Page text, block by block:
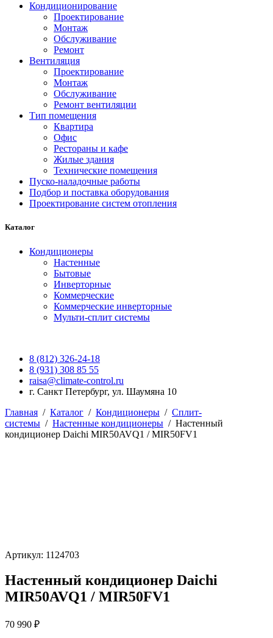
Кондиционирование
Проектирование
Монтаж
Обслуживание
Ремонт
Вентиляция
Проектирование
Монтаж
Обслуживание
Ремонт вентиляции
Тип помещения
Квартира
Офис
Рестораны и кафе
Жилые здания
Технические помещения
Пуско-наладочные работы
Подбор и поставка оборудования
Проектирование систем отопления
Каталог
Кондиционеры
Настенные
Бытовые
Инверторные
Коммерческие
Коммерческие инверторные
Мульти-сплит системы
8 (812) 326-24-18
8 (931) 308 85 55
raisa@climate-control.ru
г. Санкт Петербург, ул. Шаумяна 10
Главная / Каталог / Кондиционеры / Сплит-
системы / Настенные кондиционеры / Настенный
кондиционер Daichi MIR50AVQ1 / MIR50FV1
Артикул: 1124703
Настенный кондиционер Daichi
MIR50AVQ1 / MIR50FV1
70 990 ₽